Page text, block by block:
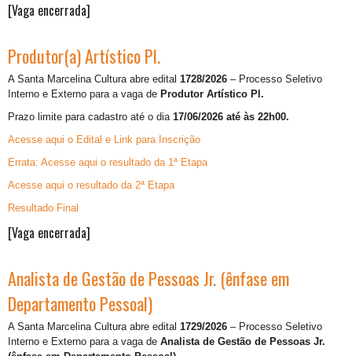
[Vaga encerrada]
Produtor(a) Artístico Pl.
A Santa Marcelina Cultura abre edital 1728/2026 – Processo Seletivo
Interno e Externo para a vaga de Produtor Artístico Pl.
Prazo limite para cadastro até o dia 17/06/2026 até às 22h00.
Acesse aqui o Edital e Link para Inscrição
Errata: Acesse aqui o resultado da 1ª Etapa
Acesse aqui o resultado da 2ª Etapa
Resultado Final
[Vaga encerrada]
Analista de Gestão de Pessoas Jr. (ênfase em
Departamento Pessoal)
A Santa Marcelina Cultura abre edital 1729/2026 – Processo Seletivo
Interno e Externo para a vaga de Analista de Gestão de Pessoas Jr.